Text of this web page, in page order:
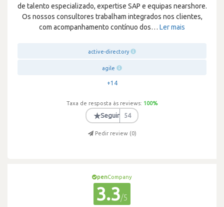
de talento especializado, expertise SAP e equipas nearshore.
Os nossos consultores trabalham integrados nos clientes,
com acompanhamento contínuo dos… Ler mais
active-directory
agile
+14
Taxa de resposta às reviews: 100%
★Seguir 54
Pedir review (0)
penCompany
3.3/5